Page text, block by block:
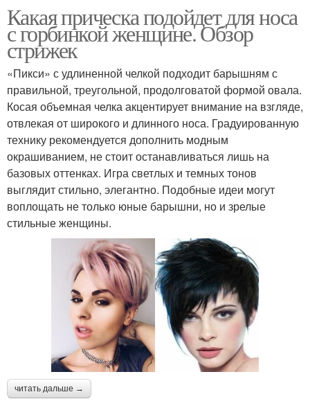
Какая прическа подойдет для носа
с горбинкой женщине. Обзор
стрижек
«Пикси» с удлиненной челкой подходит барышням с
правильной, треугольной, продолговатой формой овала.
Косая объемная челка акцентирует внимание на взгляде,
отвлекая от широкого и длинного носа. Градуированную
технику рекомендуется дополнить модным
окрашиванием, не стоит останавливаться лишь на
базовых оттенках. Игра светлых и темных тонов
выглядит стильно, элегантно. Подобные идеи могут
воплощать не только юные барышни, но и зрелые
стильные женщины.
читать дальше →